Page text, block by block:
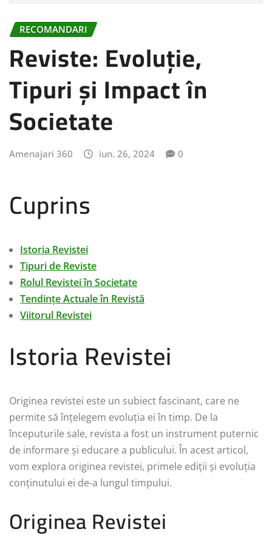
RECOMANDARI
Reviste: Evoluție,
Tipuri și Impact în
Societate
Amenajari 360 iun. 26, 2024 0
Cuprins
Istoria Revistei
Tipuri de Reviste
Rolul Revistei în Societate
Tendințe Actuale în Revistă
Viitorul Revistei
Istoria Revistei
Originea revistei este un subiect fascinant, care ne
permite să înțelegem evoluția ei în timp. De la
începuturile sale, revista a fost un instrument puternic
de informare și educare a publicului. În acest articol,
vom explora originea revistei, primele ediții și evoluția
conținutului ei de-a lungul timpului.
Originea Revistei